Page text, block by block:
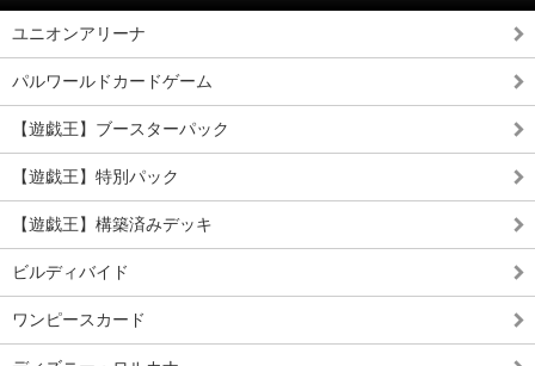
ユニオンアリーナ
パルワールドカードゲーム
【遊戯王】ブースターパック
【遊戯王】特別パック
【遊戯王】構築済みデッキ
ビルディバイド
ワンピースカード